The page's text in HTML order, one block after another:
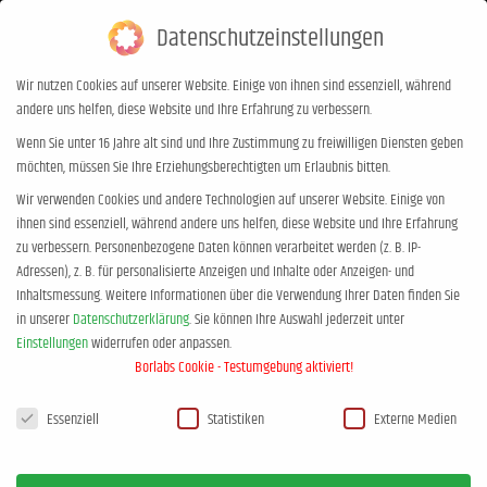
0,00€
Tages-Archive:5. Oktober 2024
Sie befinden sich hier:
Start 2024 Oktober 05
Datenschutzeinstellungen
Wir nutzen Cookies auf unserer Website. Einige von ihnen sind essenziell, während
andere uns helfen, diese Website und Ihre Erfahrung zu verbessern.
Wenn Sie unter 16 Jahre alt sind und Ihre Zustimmung zu freiwilligen Diensten geben
möchten, müssen Sie Ihre Erziehungsberechtigten um Erlaubnis bitten.
Wir verwenden Cookies und andere Technologien auf unserer Website. Einige von
ihnen sind essenziell, während andere uns helfen, diese Website und Ihre Erfahrung
zu verbessern.Personenbezogene Daten können verarbeitet werden (z. B. IP-
Adressen), z. B. für personalisierte Anzeigen und Inhalte oder Anzeigen- und
Inhaltsmessung.Weitere Informationen über die Verwendung Ihrer Daten finden Sie
in unsererDatenschutzerklärung.Sie können Ihre Auswahl jederzeit unter
Einstellungenwiderrufen oder anpassen.
Borlabs Cookie - Testumgebung aktiviert!
Datenschutzeinstellungen
Essenziell Statistiken Externe Medien